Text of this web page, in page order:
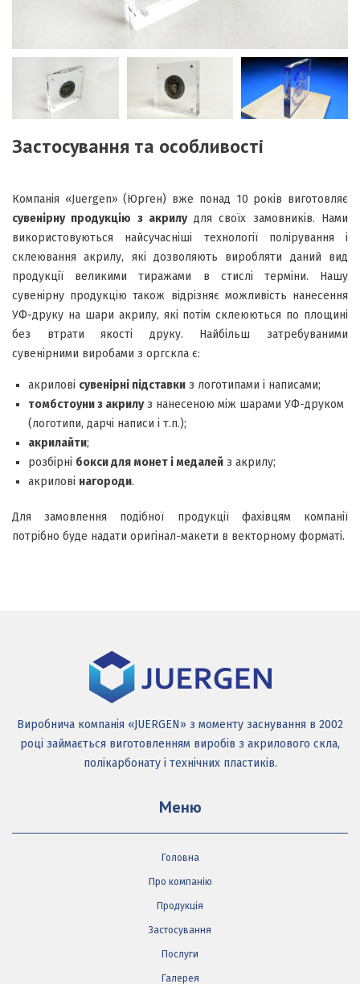
Застосування та особливості
Компанія «Juergen» (Юрген) вже понад 10 років виготовляє
сувенірну продукцію з акрилудля своїх замовників. Нами
використовуються найсучасніші технології полірування і
склеювання акрилу, які дозволяють виробляти даний вид
продукції великими тиражами в стислі терміни. Нашу
сувенірну продукцію також відрізняє можливість нанесення
УФ-друку на шари акрилу, які потім склеюються по площині
без втрати якості друку. Найбільш затребуваними
сувенірними виробами з оргскла є:
акрилові сувенірні підставки з логотипами і написами;
томбстоуни з акрилуз нанесеною між шарами УФ-друком
(логотипи, дарчі написи і т.п.);
акрилайти;
розбірні бокси для монет і медалей з акрилу;
акрилові нагороди.
Для замовлення подібної продукції фахівцям компанії
потрібно буде надати оригінал-макети в векторному форматі.
Виробнича компанія «JUERGEN» з моменту заснування в 2002
році займається виготовленням виробів з акрилового скла,
полікарбонату і технічних пластиків.
Меню
Головна
Про компанію
Продукція
Застосування
Послуги
Галерея